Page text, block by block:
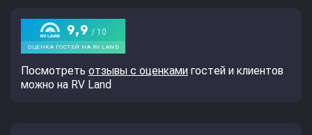
Посмотреть отзывы с оценками гостей и клиентов
можно на RV Land